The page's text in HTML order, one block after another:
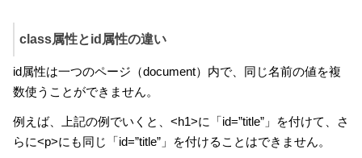
class属性とid属性の違い
id属性は一つのページ（document）内で、同じ名前の値を複
数使うことができません。
例えば、上記の例でいくと、<h1>に「id=”title”」を付けて、さ
らに<p>にも同じ「id=”title”」を付けることはできません。